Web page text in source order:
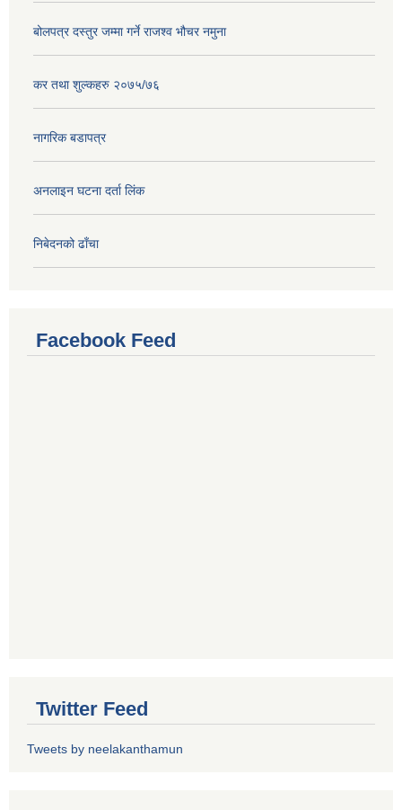
बोलपत्र दस्तुर जम्मा गर्ने राजश्व भौचर नमुना
कर तथा शुल्कहरु २०७५/७६
नागरिक बडापत्र
अनलाइन घटना दर्ता लिंक
निबेदनको ढाँचा
Facebook Feed
Twitter Feed
Tweets by neelakanthamun